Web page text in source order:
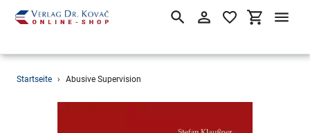
Direkt
SuchenEinloggen
Startseite › Abusive Supervision